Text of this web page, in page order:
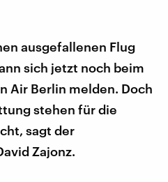
ausgefallenen Flug
sich jetzt noch beim
Air Berlin melden. Doch
stehen für die
sagt der
Zajonz.